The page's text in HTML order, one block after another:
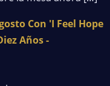
Con 'I Feel Hope
Años -